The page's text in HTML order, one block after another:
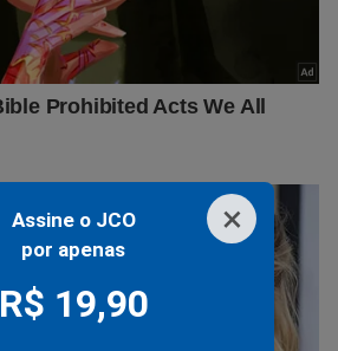
×
Assine o JCO
por apenas
R$ 19,90